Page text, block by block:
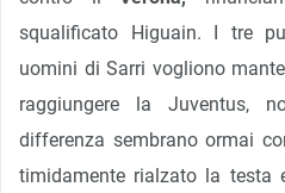
squalificato Higuain. I tre
uomini di Sarri vogliono
raggiungere la Juventus,
differenza sembrano ormai
timidamente rialzato la testa